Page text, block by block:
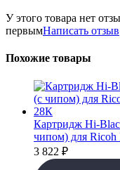
У этого товара нет
первымНаписать отзыв
Похожие товары
Картридж Hi-
чипом) для
3 822 ₽